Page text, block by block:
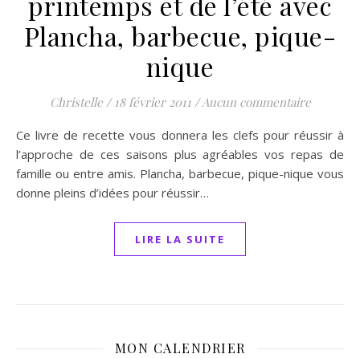
Plancha, barbecue, pique-
nique
Christelle / 18 février 2011 /Aucun commentaire
Ce livre de recette vous donnera les clefs pour réussir à
l’approche de ces saisons plus agréables vos repas de
famille ou entre amis. Plancha, barbecue, pique-nique vous
donne pleins d’idées pour réussir…
LIRE LA SUITE
MON CALENDRIER